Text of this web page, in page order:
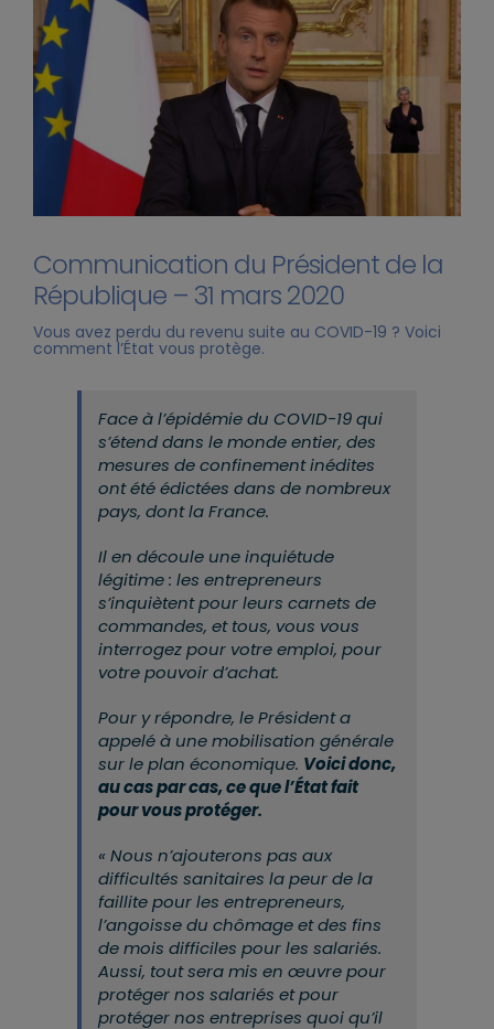
Communication du Président de la
République – 31 mars 2020
Vous avez perdu du revenu suite au COVID-19 ? Voici
comment l’État vous protège.
Face à l’épidémie du COVID-19 qui
s’étend dans le monde entier, des
mesures de confinement inédites
ont été édictées dans de nombreux
pays, dont la France.
Il en découle une inquiétude
légitime : les entrepreneurs
s’inquiètent pour leurs carnets de
commandes, et tous, vous vous
interrogez pour votre emploi, pour
votre pouvoir d’achat.
Pour y répondre, le Président a
appelé à une mobilisation générale
sur le plan économique. Voici donc,
au cas par cas, ce que l’État fait
pour vous protéger.
« Nous n’ajouterons pas aux
difficultés sanitaires la peur de la
faillite pour les entrepreneurs,
l’angoisse du chômage et des fins
de mois difficiles pour les salariés.
Aussi, tout sera mis en œuvre pour
protéger nos salariés et pour
protéger nos entreprises quoi qu’il